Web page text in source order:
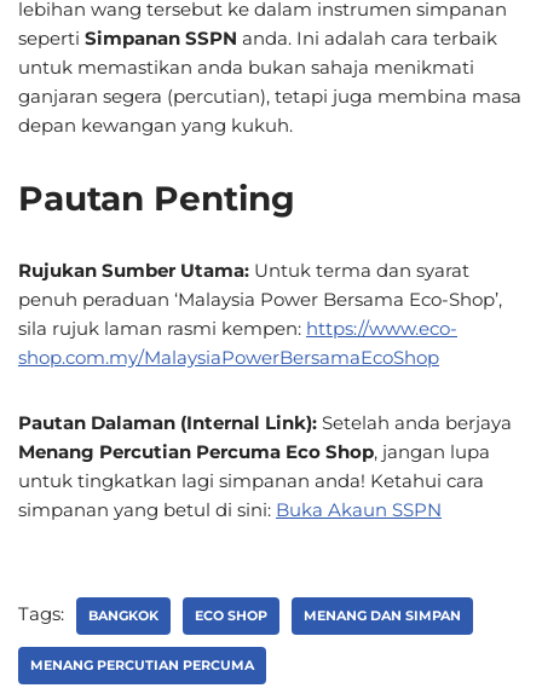
lebihan wang tersebut ke dalam instrumen simpanan
seperti Simpanan SSPN anda. Ini adalah cara terbaik
untuk memastikan anda bukan sahaja menikmati
ganjaran segera (percutian), tetapi juga membina masa
depan kewangan yang kukuh.
Pautan Penting
Rujukan Sumber Utama: Untuk terma dan syarat
penuh peraduan ‘Malaysia Power Bersama Eco-Shop’,
sila rujuk laman rasmi kempen: https://www.eco-
shop.com.my/MalaysiaPowerBersamaEcoShop
Pautan Dalaman (Internal Link): Setelah anda berjaya
Menang Percutian Percuma Eco Shop, jangan lupa
untuk tingkatkan lagi simpanan anda! Ketahui cara
simpanan yang betul di sini: Buka Akaun SSPN
Tags: BANGKOK ECO SHOP MENANG DAN SIMPAN
MENANG PERCUTIAN PERCUMA